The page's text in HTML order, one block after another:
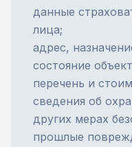
данные
лица;
адрес,
состояние
перечень и
сведения об
других мерах
прошлые